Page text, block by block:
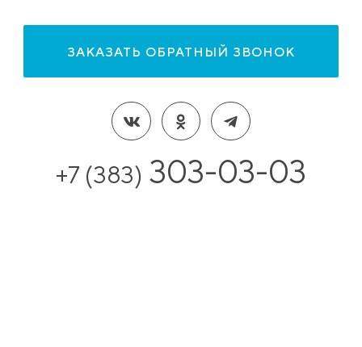
ЗАКАЗАТЬ ОБРАТНЫЙ ЗВОНОК
+7 (383) 303-03-03